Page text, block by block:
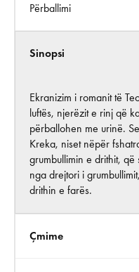
Përballimi
Sinopsi
Ekranizim i romanit të
luftës, njerëzit e rinj që
përballohen me urinë.
Kreka, niset nëpër
grumbullimin e drithit,
nga drejtori i
drithin e farës.
Çmime